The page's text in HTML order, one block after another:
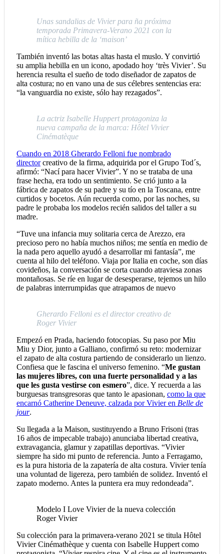
Unas sandalias de Vivier para ña próxima
temporada Primavera-Verano 2021 con la
mítica hebilla de la ‘maison’
También inventó las botas altas hasta el muslo. Y convirtió
su amplia hebilla en un icono, apodado hoy ‘très Vivier’. Su
herencia resulta el sueño de todo diseñador de zapatos de
alta costura; no en vano una de sus célebres sentencias era:
“la vanguardia no existe, sólo hay rezagados”.
La actriz Isabelle Huppert protagoniza la
nueva campaña de la marca: Hôtel Vivier
Cinématèque
Cuando en 2018 Gherardo Felloni fue nombrado
directorcreativo de la firma, adquirida por el Grupo Tod´s,
afirmó: “Nací para hacer Vivier”. Y no se trataba de una
frase hecha, era todo un sentimiento. Se crió junto a la
fábrica de zapatos de su padre y su tío en la Toscana, entre
curtidos y bocetos. Aún recuerda como, por las noches, su
padre le probaba los modelos recién salidos del taller a su
madre.
“Tuve una infancia muy solitaria cerca de Arezzo, era
precioso pero no había muchos niños; me sentía en medio de
la nada pero aquello ayudó a desarrollar mi fantasía”, me
cuenta al hilo del teléfono. Viaja por Italia en coche, son días
covideños, la conversación se corta cuando atraviesa zonas
montañosas. Se ríe en lugar de desesperarse, tejemos un hilo
de palabras interrumpidas que atrapamos de nuevo
Gherardo Felloni es el director creativo de
Roger Vivier
Empezó en Prada, haciendo fotocopias. Su paso por Miu
Miu y Dior, junto a Galliano, confirmó su reto: modernizar
el zapato de alta costura partiendo de considerarlo un lienzo.
Confiesa que le fascina el universo femenino. “Me gustan
las mujeres libres, con una fuerte personalidad y a las
que les gusta vestirse con esmero”, dice. Y recuerda a las
burguesas transgresoras que tanto le apasionan, como la que
encarnó Catherine Deneuve, calzada por Vivier en Belle de
jour.
Su llegada a la Maison, sustituyendo a Bruno Frisoni (tras
16 años de impecable trabajo) anunciaba libertad creativa,
extravagancia, glamur y zapatillas deportivas. “Vivier
siempre ha sido mi punto de referencia. Junto a Ferragamo,
es la pura historia de la zapatería de alta costura. Vivier tenía
una voluntad de ligereza, pero también de solidez. Inventó el
zapato moderno. Antes la puntera era muy redondeada”.
Modelo I Love Vivier de la nueva colección
Roger Vivier
Su colección para la primavera-verano 2021 se titula Hôtel
Vivier Cinémathèque y cuenta con Isabelle Huppert como